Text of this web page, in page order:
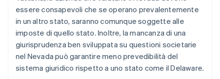
essere consapevoli che se operano prevalentemente
in un altro stato, saranno comunque soggette alle
imposte di quello stato. Inoltre, la mancanza di una
giurisprudenza ben sviluppata su questioni societarie
nel Nevada può garantire meno prevedibilità del
sistema giuridico rispetto a uno stato come il Delaware.